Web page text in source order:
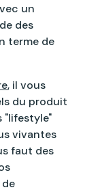
un
des
terme de
, il vous
du produit
"lifestyle"
vivantes
faut des